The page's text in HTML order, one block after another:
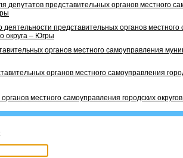
представительных органов местного
деятельности представительных органов
округа – Югры
органов местного самоуправления
органов местного самоуправления
местного самоуправления городских